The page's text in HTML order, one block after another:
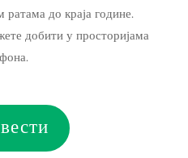
до краја године.
добити у просторијама